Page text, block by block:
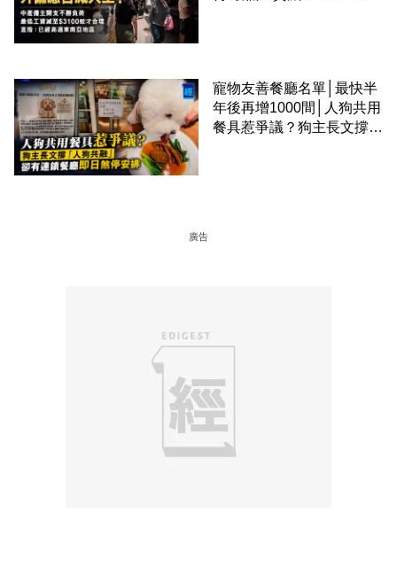
寵物友善餐廳名單│最快半
年後再增1000間│人狗共用
餐具惹爭議？狗主長文撐
廣告